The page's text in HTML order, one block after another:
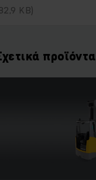
KB)
προϊόντα